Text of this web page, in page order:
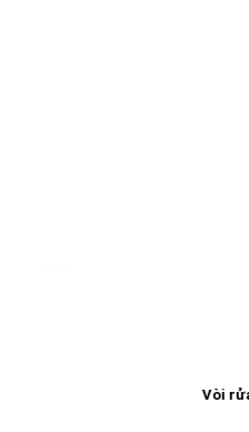
Vòi rửa mặt Sanei K37531EJV